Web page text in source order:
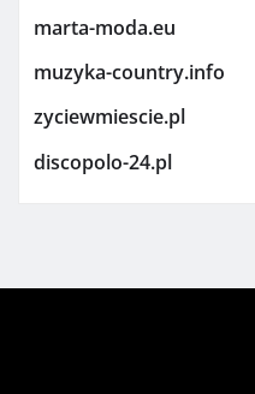
marta-moda.eu
muzyka-country.info
zyciewmiescie.pl
discopolo-24.pl